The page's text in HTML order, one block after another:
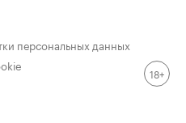
персональных данных
18+